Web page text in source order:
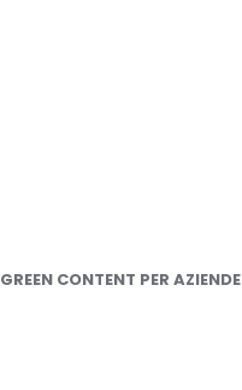
GREEN CONTENT PER AZIENDE